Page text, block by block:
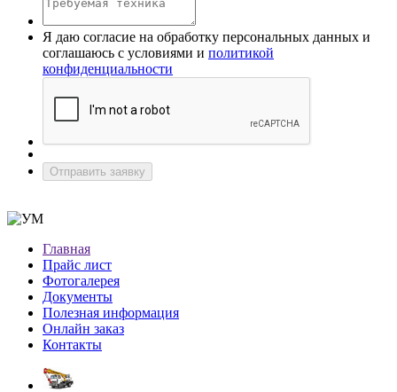
Я даю согласие на обработку персональных данных и
соглашаюсь с условиями и политикой
конфиденциальности
Отправить заявку
Главная
Прайс лист
Фотогалерея
Документы
Полезная информация
Онлайн заказ
Контакты